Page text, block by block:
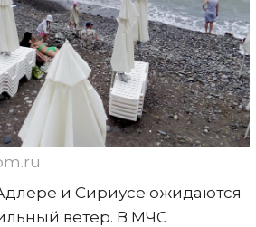
и Сириусе ожидаются
ветер. В МЧС